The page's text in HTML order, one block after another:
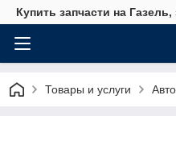
Купить запчасти на
Товары и услуги